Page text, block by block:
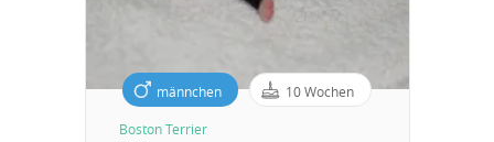
männchen 10 Wochen
Boston Terrier